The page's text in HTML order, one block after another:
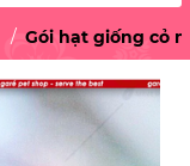
Gói hạt giống cỏ